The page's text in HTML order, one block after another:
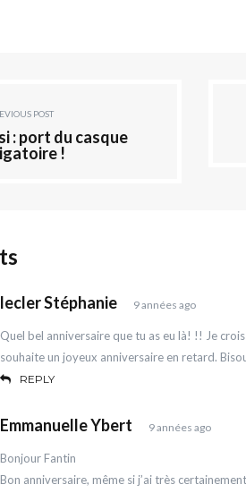
POST
: port du casque
!
lecler Stéphanie 9 années ago
Quel bel anniversaire que tu as eu là! !! Je
souhaite un joyeux anniversaire en retard.
REPLY
Emmanuelle Ybert 9 années ago
Bonjour Fantin
Bon anniversaire, même si j’ai très